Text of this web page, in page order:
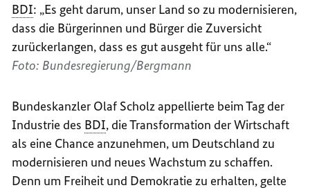
BDI: „Es geht darum, unser Land so zu modernisieren,
dass die Bürgerinnen und Bürger die Zuversicht
zurückerlangen, dass es gut ausgeht für uns alle.“
Foto: Bundesregierung/Bergmann
Bundeskanzler Olaf Scholz appellierte beim Tag der
Industrie des BDI, die Transformation der Wirtschaft
als eine Chance anzunehmen, um Deutschland zu
modernisieren und neues Wachstum zu schaffen.
Denn um Freiheit und Demokratie zu erhalten, gelte